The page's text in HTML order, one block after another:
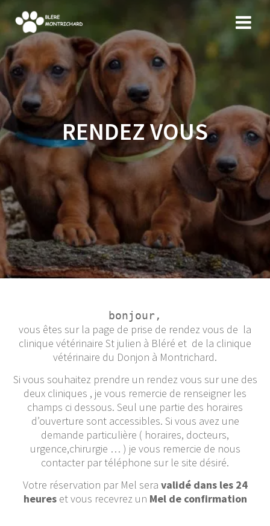
content
RENDEZ VOUS
bonjour,
vous êtes sur la page de prise de rendez vous de la
clinique vétérinaire St julien à Bléré et de la clinique
vétérinaire du Donjon à Montrichard.
Si vous souhaitez prendre un rendez vous sur une des
deux cliniques , je vous remercie de renseigner les
champs ci dessous. Seul une partie des horaires
d’ouverture sont accessibles. Si vous avez une
demande particulière ( horaires, docteurs,
urgence,chirurgie … ) je vous remercie de nous
contacter par téléphone sur le site désiré.
Votre réservation par Mel sera validé dans les 24
heureset vous recevrez un Mel de confirmation